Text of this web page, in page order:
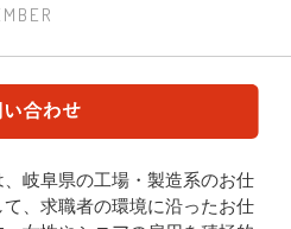
岐阜県の工場・製造系のお仕
、求職者の環境に沿ったお仕